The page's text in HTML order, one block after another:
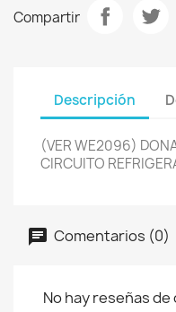
Compartir
Descripción
(VER WE2096)
CIRCUITO
Comentarios (0)
No hay reseñas